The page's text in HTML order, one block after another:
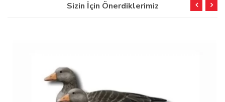
Sizin İçin Önerdiklerimiz